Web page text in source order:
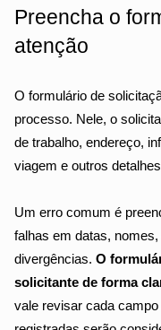
Preencha o
atenção
O formulário de
processo. Nele, o
de trabalho, endereço,
viagem e outros
Um erro comum é
falhas em datas,
divergências. O
solicitante de forma
vale revisar cada